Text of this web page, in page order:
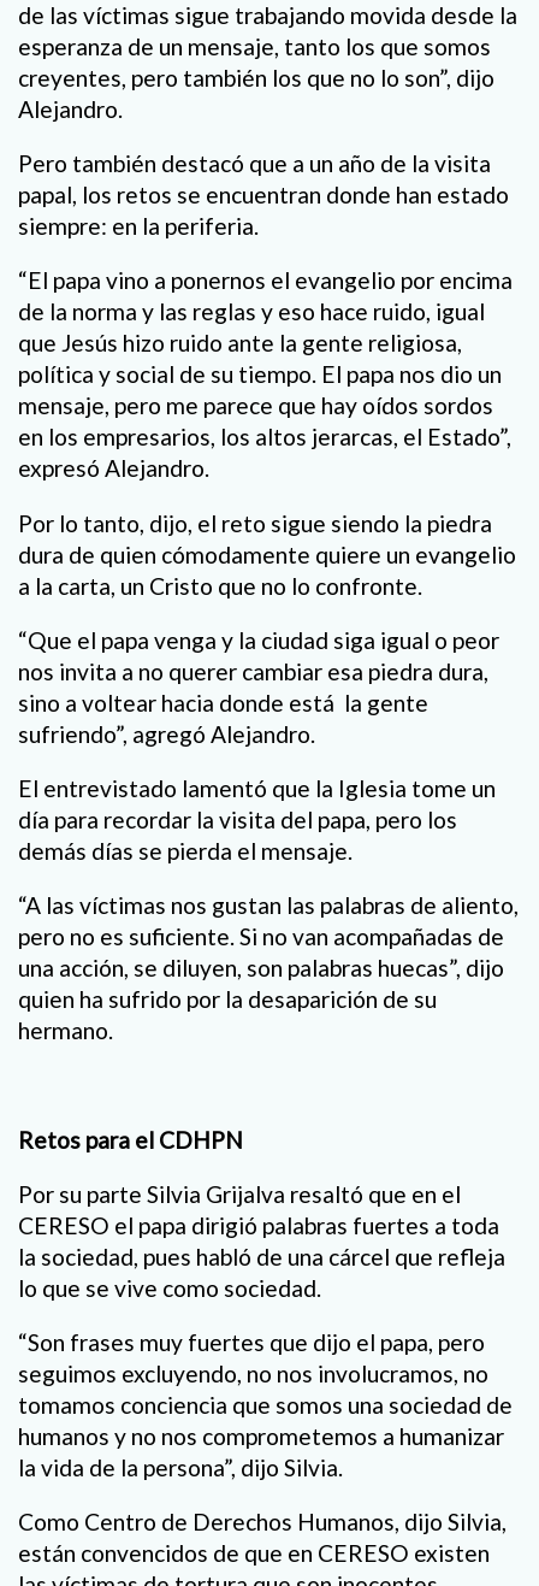
de las víctimas sigue trabajando movida desde la
esperanza de un mensaje, tanto los que somos
creyentes, pero también los que no lo son”, dijo
Alejandro.
Pero también destacó que a un año de la visita
papal, los retos se encuentran donde han estado
siempre: en la periferia.
“El papa vino a ponernos el evangelio por encima
de la norma y las reglas y eso hace ruido, igual
que Jesús hizo ruido ante la gente religiosa,
política y social de su tiempo. El papa nos dio un
mensaje, pero me parece que hay oídos sordos
en los empresarios, los altos jerarcas, el Estado”,
expresó Alejandro.
Por lo tanto, dijo, el reto sigue siendo la piedra
dura de quien cómodamente quiere un evangelio
a la carta, un Cristo que no lo confronte.
“Que el papa venga y la ciudad siga igual o peor
nos invita a no querer cambiar esa piedra dura,
sino a voltear hacia donde está la gente
sufriendo”, agregó Alejandro.
El entrevistado lamentó que la Iglesia tome un
día para recordar la visita del papa, pero los
demás días se pierda el mensaje.
“A las víctimas nos gustan las palabras de aliento,
pero no es suficiente. Si no van acompañadas de
una acción, se diluyen, son palabras huecas”, dijo
quien ha sufrido por la desaparición de su
hermano.
Retos para el CDHPN
Por su parte Silvia Grijalva resaltó que en el
CERESO el papa dirigió palabras fuertes a toda
la sociedad, pues habló de una cárcel que refleja
lo que se vive como sociedad.
“Son frases muy fuertes que dijo el papa, pero
seguimos excluyendo, no nos involucramos, no
tomamos conciencia que somos una sociedad de
humanos y no nos comprometemos a humanizar
la vida de la persona”, dijo Silvia.
Como Centro de Derechos Humanos, dijo Silvia,
están convencidos de que en CERESO existen